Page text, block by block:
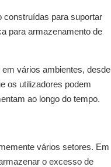
construídas para suportar
para armazenamento de
vários ambientes, desde
os utilizadores podem
ao longo do tempo.
vários setores. Em
o excesso de